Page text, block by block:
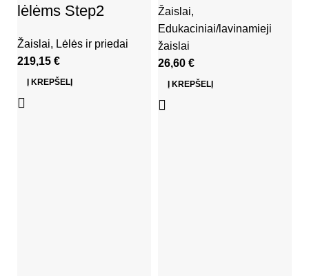
lėlėms Step2
Žaislai, Lėlės ir priedai
219,15 €
Į KREPŠELĮ
Žaislai,
Edukaciniai/lavinamieji
žaislai
26,60 €
Į KREPŠELĮ